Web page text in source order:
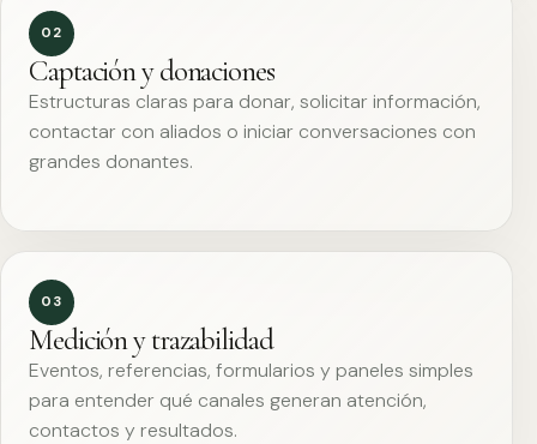
02
Captación y donaciones
Estructuras claras para donar, solicitar información,
contactar con aliados o iniciar conversaciones con
grandes donantes.
03
Medición y trazabilidad
Eventos, referencias, formularios y paneles simples
para entender qué canales generan atención,
contactos y resultados.